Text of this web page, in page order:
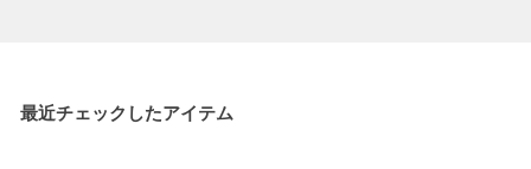
最近チェックしたアイテム